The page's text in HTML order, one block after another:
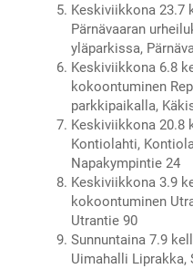
Keskiviikkona 23.7
Pärnävaaran
yläparkissa,
Keskiviikkona 6.8
kokoontuminen
parkkipaikalla,
Keskiviikkona 20.8
Kontiolahti,
Napakympintie 24
Keskiviikkona 3.9
kokoontuminen
Utrantie 90
Sunnuntaina 7.9
Uimahalli Liprakka,